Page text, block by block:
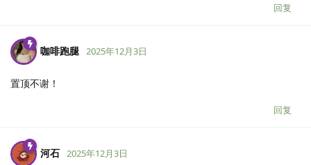
回复
咖啡跑腿 2025年12月3日
置顶不谢！
回复
河石 2025年12月3日